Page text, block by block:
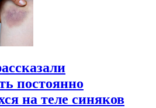
постоянно
на теле синяков